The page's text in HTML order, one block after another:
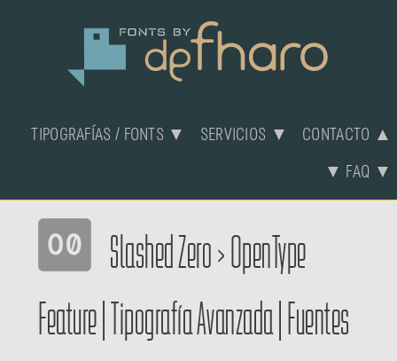
TIPOGRAFÍAS / FONTS ▼ SERVICIOS ▼ CONTACTO ▲
▼ FAQ ▼
Slashed Zero>OpenType
Feature |Tipografía Avanzada Fuentes